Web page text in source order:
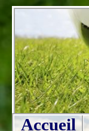
Accueil